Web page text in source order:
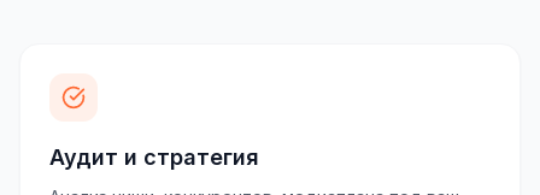
Аудит и стратегия